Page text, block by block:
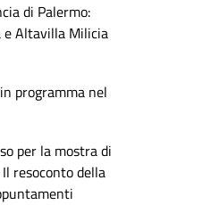
di Palermo:
e Altavilla Milicia
programma nel
per la mostra di
resoconto della